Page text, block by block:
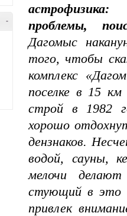
-
проблемы,
Дагомыс
того, чтобы
комплекс
поселке в 15
строй в 1982
хорошо
дензна­ков.
водой, сауны,
мелочи
стующий в это
привлек